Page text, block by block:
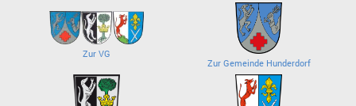
Zur VG
Zur Gemeinde Hunderdorf